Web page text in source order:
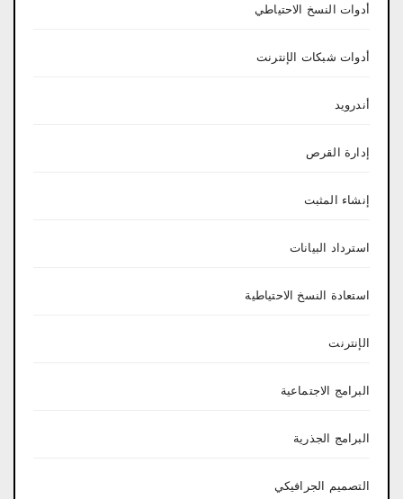
أدوات النسخ الاحتياطي
أدوات شبكات الإنترنت
أندرويد
إدارة القرص
إنشاء المثبت
استرداد البيانات
استعادة النسخ الاحتياطية
الإنترنت
البرامج الاجتماعية
البرامج الجذرية
التصميم الجرافيكي